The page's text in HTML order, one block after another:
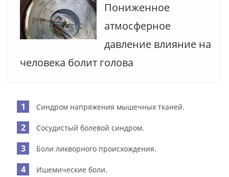
Пониженное
атмосферное
давление влияние на
человека болит голова
Синдром напряжения мышечных тканей.
Сосудистый болевой синдром.
Боли ликворного происхождения.
Ишемические боли.